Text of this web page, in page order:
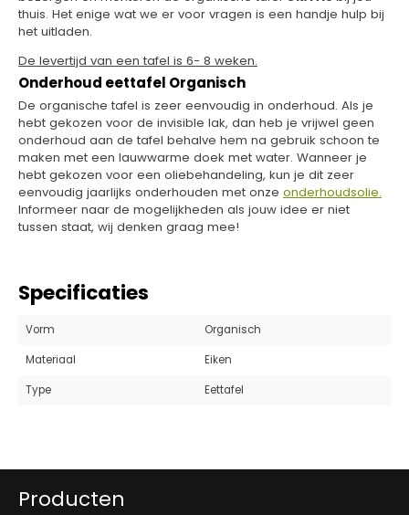
thuis. Het enige wat we er voor vragen is een handje hulp bij
het uitladen.
De levertijd van een tafel is 6- 8 weken.
Onderhoud eettafel Organisch
De organische tafel is zeer eenvoudig in onderhoud. Als je
hebt gekozen voor de invisible lak, dan heb je vrijwel geen
onderhoud aan de tafel behalve hem na gebruik schoon te
maken met een lauwwarme doek met water. Wanneer je
hebt gekozen voor een oliebehandeling, kun je dit zeer
eenvoudig jaarlijks onderhouden met onze onderhoudsolie.
Informeer naar de mogelijkheden als jouw idee er niet
tussen staat, wij denken graag mee!
Specificaties
Vorm Organisch
Materiaal Eiken
Type Eettafel
Producten